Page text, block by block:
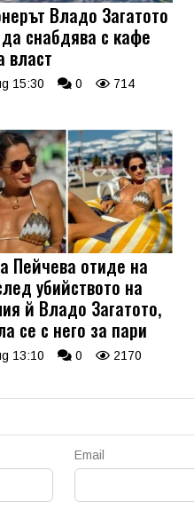
Владо Загатото
снабдява с кафе
власт
15:30 0 714
Пейчева отиде на
убийството на
й Владо Загатото,
се с него за пари
13:10 0 2170
Email